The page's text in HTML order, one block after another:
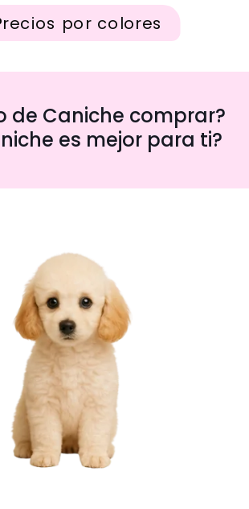
por colores
de Caniche comprar?
es mejor para ti?